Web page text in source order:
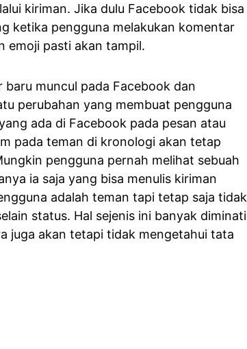
kiriman. Jika dulu Facebook tidak bisa
ketika pengguna melakukan komentar
emoji pasti akan tampil.
muncul pada Facebook dan
perubahan yang membuat pengguna
ada di Facebook pada pesan atau
pada teman di kronologi akan tetap
pengguna pernah melihat sebuah
ia saja yang bisa menulis kiriman
adalah teman tapi tetap saja tidak
status. Hal sejenis ini banyak diminati
juga akan tetapi tidak mengetahui tata